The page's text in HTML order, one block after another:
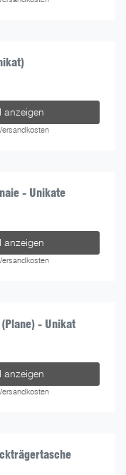
anzeigen
- Unikate
anzeigen
(Plane) - Unikat
anzeigen